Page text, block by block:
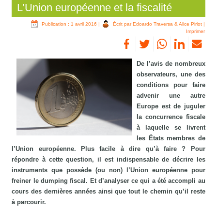
L’Union européenne et la fiscalité
Publication : 1 avril 2016 | Écrit par Edoardo Traversa & Alice Pirlot|
Imprimer
De l’avis de nombreux
observateurs, une des
conditions pour faire
advenir une autre
Europe est de juguler
la concurrence fiscale
à laquelle se livrent
les États membres de
l’Union européenne. Plus facile à dire qu’à faire ? Pour
répondre à cette question, il est indispensable de décrire les
instruments que possède (ou non) l’Union européenne pour
freiner le dumping fiscal. Et d’analyser ce qui a été accompli au
cours des dernières années ainsi que tout le chemin qu’il reste
à parcourir.